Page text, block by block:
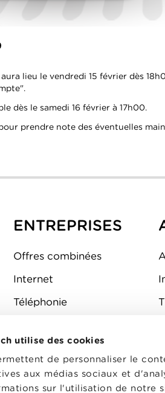
utilise des cookies
de personnaliser le
aux médias sociaux et
sur l'utilisation de notre
lieu le vendredi 15 février dès
dès le samedi 16 février à 17h00.
prendre note des éventuelles
ENTREPRISES
Offres combinées
Internet
Téléphonie